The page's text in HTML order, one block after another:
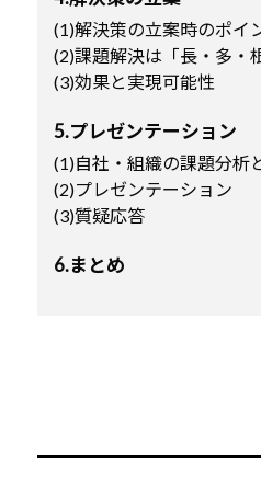
(1)解決策の立案時のポイ
(2)課題解決は「長・多・
(3)効果と実現可能性
5.プレゼンテーション
(1)自社・組織の課題分析
(2)プレゼンテーション
(3)質疑応答
6.まとめ